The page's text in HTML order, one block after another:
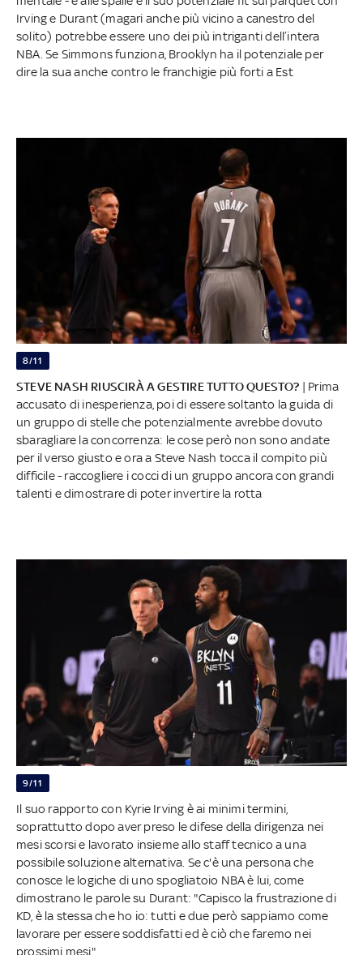
Irving e Durant (magari anche più vicino a canestro del
solito) potrebbe essere uno dei più intriganti dell’intera
NBA. Se Simmons funziona, Brooklyn ha il potenziale per
dire la sua anche contro le franchigie più forti a Est
8/11
STEVE NASH RIUSCIRÀ A GESTIRE TUTTO QUESTO?
| Prima
accusato di inesperienza, poi di essere soltanto la guida di
un gruppo di stelle che potenzialmente avrebbe dovuto
sbaragliare la concorrenza: le cose però non sono andate
per il verso giusto e ora a Steve Nash tocca il compito più
difficile - raccogliere i cocci di un gruppo ancora con grandi
talenti e dimostrare di poter invertire la rotta
9/11
Il suo rapporto con Kyrie Irving è ai minimi termini,
soprattutto dopo aver preso le difese della dirigenza nei
mesi scorsi e lavorato insieme allo staff tecnico a una
possibile soluzione alternativa. Se c'è una persona che
conosce le logiche di uno spogliatoio NBA è lui, come
dimostrano le parole su Durant: "Capisco la frustrazione di
KD, è la stessa che ho io: tutti e due però sappiamo come
lavorare per essere soddisfatti ed è ciò che faremo nei
prossimi mesi"